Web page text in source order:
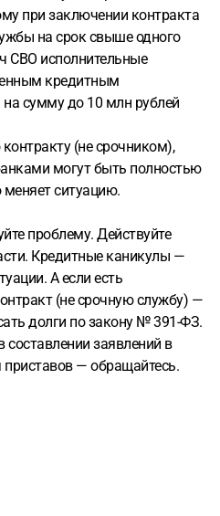
при заключении контракта
на срок свыше одного
СВО исполнительные
кредитным
сумму до 10 млн рублей
(не срочником),
могут быть полностью
ситуацию.
проблему. Действуйте
Кредитные каникулы —
А если есть
(не срочную службу) —
долги по закону № 391-ФЗ.
составлении заявлений в
— обращайтесь.